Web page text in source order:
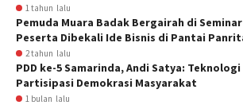
1 tahun lalu
Pemuda Muara Badak Bergairah di Seminar
Peserta Dibekali Ide Bisnis di Pantai
2 tahun lalu
PDD ke-5 Samarinda, Andi Satya:
Partisipasi Demokrasi Masyarakat
1 bulan lalu